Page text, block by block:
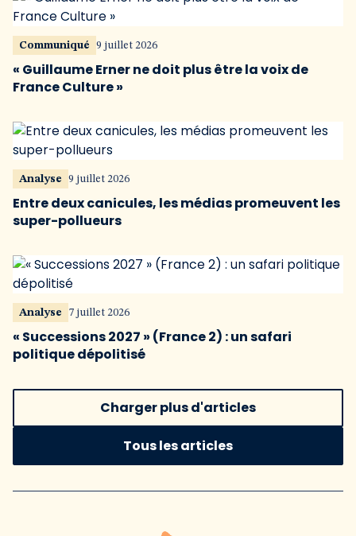
Communiqué 9 juillet 2026
« Guillaume Erner ne doit plus être la voix de
France Culture »
Analyse 9 juillet 2026
Entre deux canicules, les médias promeuvent les
super-pollueurs
Analyse 7 juillet 2026
« Successions 2027 » (France 2) : un safari
politique dépolitisé
Charger plus d'articles
Tous les articles